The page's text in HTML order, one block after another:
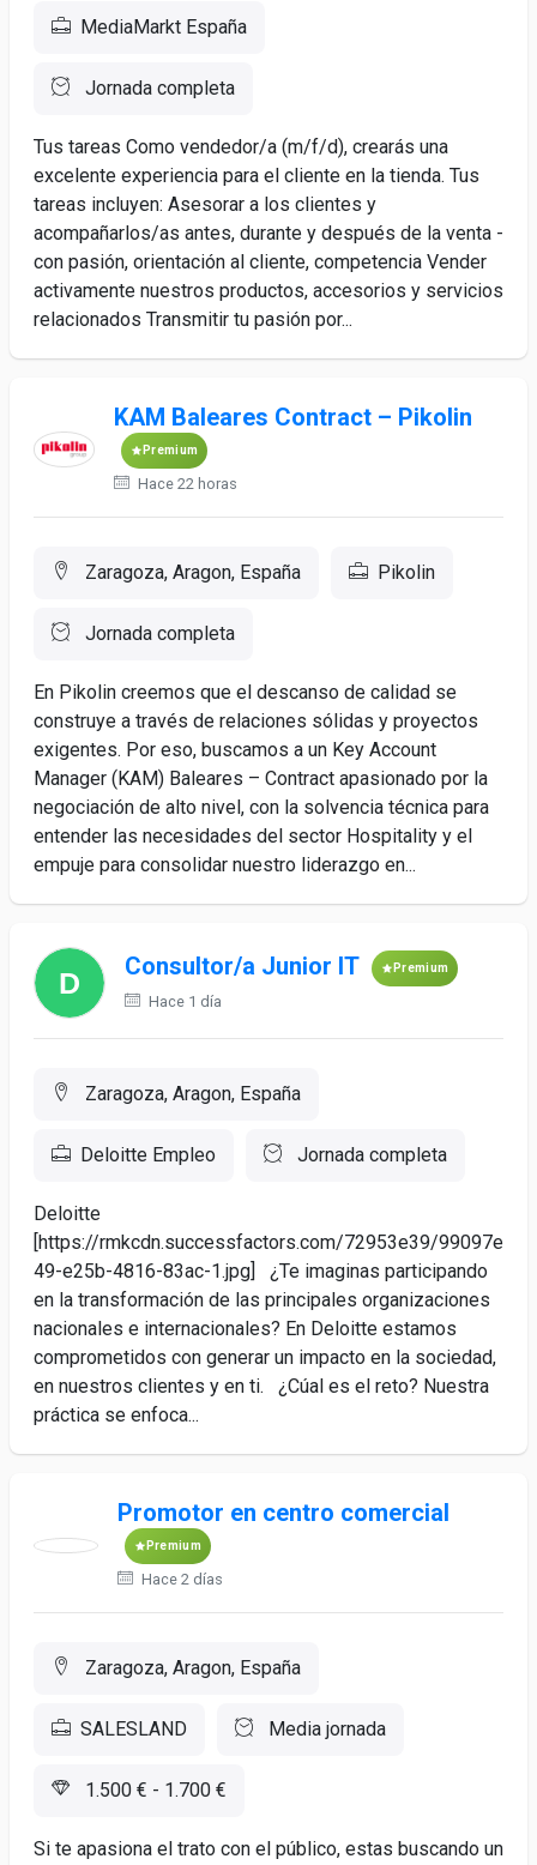
MediaMarkt España
Jornada completa
Tus tareas Como vendedor/a (m/f/d), crearás una
excelente experiencia para el cliente en la tienda. Tus
tareas incluyen: Asesorar a los clientes y
acompañarlos/as antes, durante y después de la venta -
con pasión, orientación al cliente, competencia Vender
activamente nuestros productos, accesorios y servicios
relacionados Transmitir tu pasión por...
KAM Baleares Contract – Pikolin
Premium
Hace 22 horas
Zaragoza, Aragon, España Pikolin
Jornada completa
En Pikolin creemos que el descanso de calidad se
construye a través de relaciones sólidas y proyectos
exigentes. Por eso, buscamos a un Key Account
Manager (KAM) Baleares – Contract apasionado por la
negociación de alto nivel, con la solvencia técnica para
entender las necesidades del sector Hospitality y el
empuje para consolidar nuestro liderazgo en...
Consultor/a Junior IT Premium
Hace 1 día
Zaragoza, Aragon, España
Deloitte Empleo Jornada completa
Deloitte
[https://rmkcdn.successfactors.com/72953e39/99097e
49-e25b-4816-83ac-1.jpg] ¿Te imaginas participando
en la transformación de las principales organizaciones
nacionales e internacionales? En Deloitte estamos
comprometidos con generar un impacto en la sociedad,
en nuestros clientes y en ti. ¿Cúal es el reto? Nuestra
práctica se enfoca...
Promotor en centro comercial
Premium
Hace 2 días
Zaragoza, Aragon, España
SALESLAND Media jornada
1.500 € - 1.700 €
Si te apasiona el trato con el público, estas buscando un